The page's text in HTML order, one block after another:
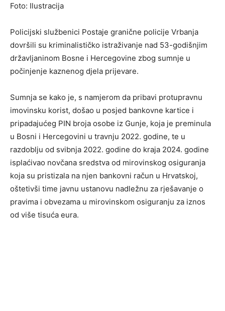
Foto: Ilustracija
Policijski službenici Postaje granične policije Vrbanja
dovršili su kriminalističko istraživanje nad 53-godišnjim
državljaninom Bosne i Hercegovine zbog sumnje u
počinjenje kaznenog djela prijevare.
Sumnja se kako je, s namjerom da pribavi protupravnu
imovinsku korist, došao u posjed bankovne kartice i
pripadajućeg PIN broja osobe iz Gunje, koja je preminula
u Bosni i Hercegovini u travnju 2022. godine, te u
razdoblju od svibnja 2022. godine do kraja 2024. godine
isplaćivao novčana sredstva od mirovinskog osiguranja
koja su pristizala na njen bankovni račun u Hrvatskoj,
oštetivši time javnu ustanovu nadležnu za rješavanje o
pravima i obvezama u mirovinskom osiguranju za iznos
od više tisuća eura.